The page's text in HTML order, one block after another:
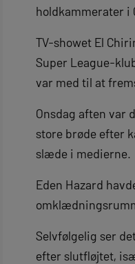
holdkammerater i
TV-showet El
Super League-
var med til at
Onsdag aften var
store brøde efter
slæde i medierne.
Eden Hazard
Selvfølgelig ser
efter slutfløjtet,